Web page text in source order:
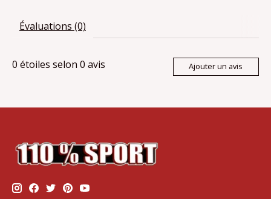
Évaluations (0)
0 étoiles selon 0 avis Ajouter un avis